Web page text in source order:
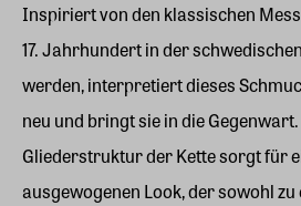
Inspiriert von den klassischen
17. Jahrhundert in der
werden, interpretiert dieses
neu und bringt sie in die
Gliederstruktur der Kette sorgt für
ausgewogenen Look, der sowohl